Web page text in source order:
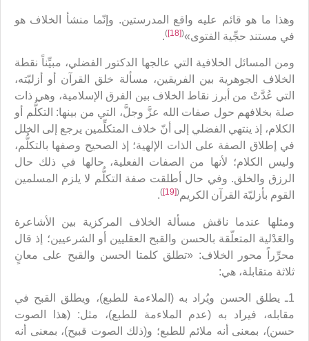
وهذا ما هو قائم عليه واقع المدرستين. وإنّما منشأ الخلاف هو
في مستند حجِّية الفتوى»(
[18]
)
.
ومن المسائل الخلافية التي عالجها الدكتور الفضلي، مبيِّناً نقطة
الخلاف الجوهرية بين الفريقين، مسألة خلق القرآن أو أزليّته،
التي عُدَّتْ من أبرز نقاط الخلاف بين الفرق الإسلامية، وهي ذات
صلة بخلافهم حول صفات الله عزَّ وجلَّ، التي من بينها: التكلُّم أو
الكلام، إذ ينتهي الفضلي إلى أنّ خلاف المتكلِّمين يرجع إلى الخلل
في إطلاق الصفة على الذات الإلهية؛ إذ الصحيح وصفها بالتكلُّم،
وليس الكلام؛ لأنها من الصفات الفعلية، حالها في ذلك حال
الرزق والخلق. وفي حال أطلقت صفة التكلُّم لا يلزم المسلمين
القوم بأزليّة القرآن الكريم(
[19]
)
.
ومثلها عندما ناقش مسألة الخلاف المركزية بين الأشاعرة
والعَدْلية المتعلّقة بالحسن والقبح العقليين أو الشرعيين؛ إذ قال
محرِّراً محور الخلاف: «تطلق كلمتا الحسن والقبح على معانٍ
ثلاثة متقابلة، هي:
1ـ يطلق الحسن ويُراد به (الملاءمة للطبع)، ويطلق القبح في
مقابله، فيراد به (عدم الملاءمة للطبع)، مثل: (هذا الصوت
حسن)، بمعنى أنه ملائم للطبع؛ و(ذلك الصوت قبيح)، بمعنى أنه